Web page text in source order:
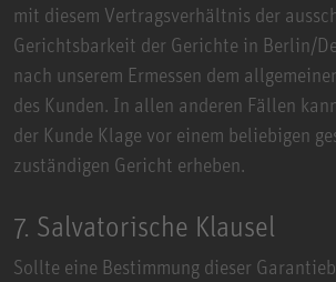
mit diesem Vertragsverhältnis der
Gerichtsbarkeit der Gerichte in Berlin/
nach unserem Ermessen dem
des Kunden. In allen anderen Fällen
der Kunde Klage vor einem beliebigen
zuständigen Gericht erheben.
7. Salvatorische Klausel
Sollte eine Bestimmung dieser